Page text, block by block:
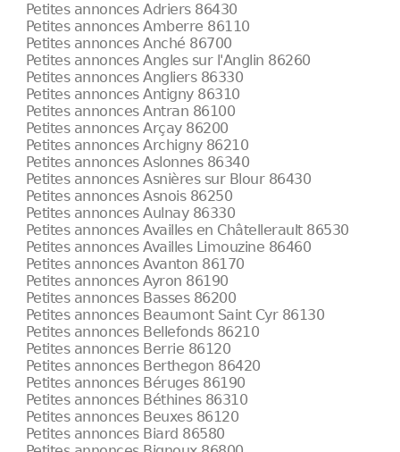
Petites annonces Adriers 86430
Petites annonces Amberre 86110
Petites annonces Anché 86700
Petites annonces Angles sur l'Anglin 86260
Petites annonces Angliers 86330
Petites annonces Antigny 86310
Petites annonces Antran 86100
Petites annonces Arçay 86200
Petites annonces Archigny 86210
Petites annonces Aslonnes 86340
Petites annonces Asnières sur Blour 86430
Petites annonces Asnois 86250
Petites annonces Aulnay 86330
Petites annonces Availles en Châtellerault 86530
Petites annonces Availles Limouzine 86460
Petites annonces Avanton 86170
Petites annonces Ayron 86190
Petites annonces Basses 86200
Petites annonces Beaumont Saint Cyr 86130
Petites annonces Bellefonds 86210
Petites annonces Berrie 86120
Petites annonces Berthegon 86420
Petites annonces Béruges 86190
Petites annonces Béthines 86310
Petites annonces Beuxes 86120
Petites annonces Biard 86580